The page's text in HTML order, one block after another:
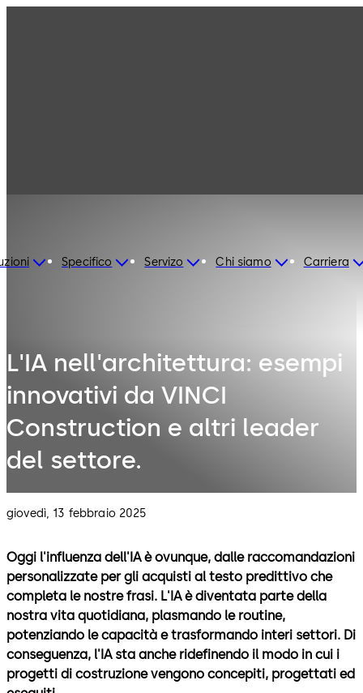
Specifico Servizo Chi siamo Carriera
L'IA nell'architettura: esempi
innovativi da VINCI
Construction e altri leader
del settore.
giovedì, 13 febbraio 2025
Oggi l'influenza dell'IA è ovunque, dalle raccomandazioni
personalizzate per gli acquisti al testo predittivo che
completa le nostre frasi. L'IA è diventata parte della
nostra vita quotidiana, plasmando le routine,
potenziando le capacità e trasformando interi settori. Di
conseguenza, l'IA sta anche ridefinendo il modo in cui i
progetti di costruzione vengono concepiti, progettati ed